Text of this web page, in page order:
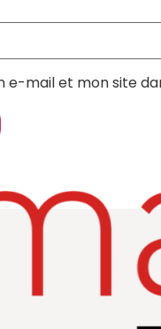
e-mail et mon site